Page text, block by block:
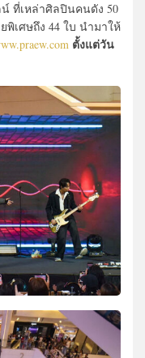
ที่เหล่าศิลปินคนดัง 50
เศษถึง 44 ใบ นำมาให้
ตั้งแต่วัน